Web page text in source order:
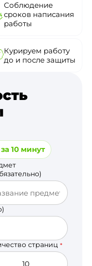
Соблюдение
сроков написания
работы
Курируем работу
до и после защиты
10 минут
страниц *